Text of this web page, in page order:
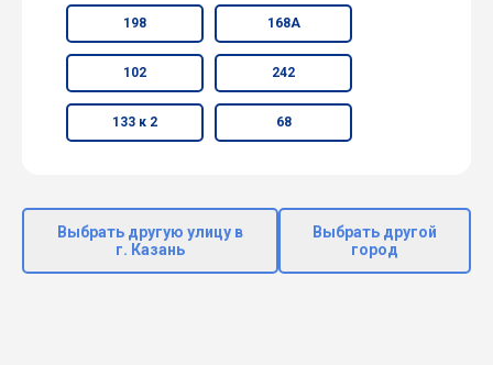
198 168А
102 242
133 к 2 68
Выбрать другую улицу в
г. Казань
Выбрать другой
город